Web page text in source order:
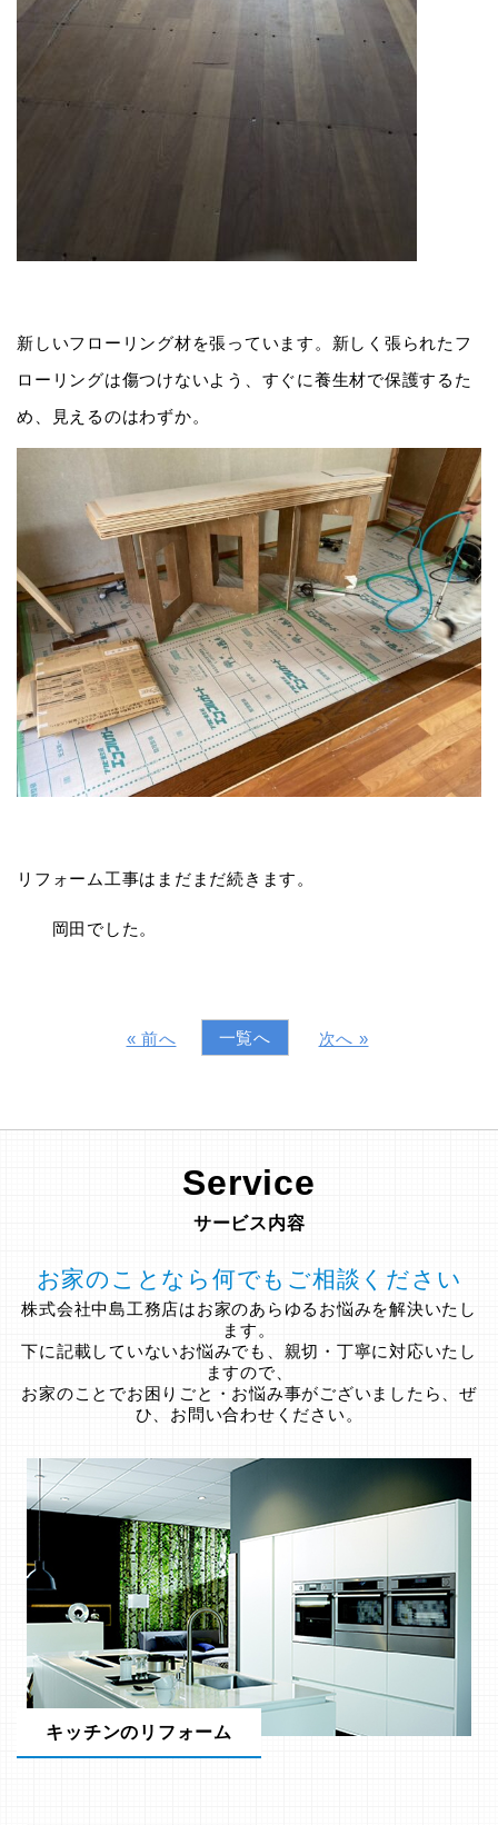
新しいフローリング材を張っています。新しく張られたフ
ローリングは傷つけないよう、すぐに養生材で保護するた
め、見えるのはわずか。
リフォーム工事はまだまだ続きます。
岡田でした。
« 前へ 一覧へ 次へ »
Service
サービス内容
お家のことなら何でもご相談ください
株式会社中島工務店はお家のあらゆるお悩みを解決いたし
ます。
下に記載していないお悩みでも、親切・丁寧に対応いたし
ますので、
お家のことでお困りごと・お悩み事がございましたら、ぜ
ひ、お問い合わせください。
キッチンのリフォーム